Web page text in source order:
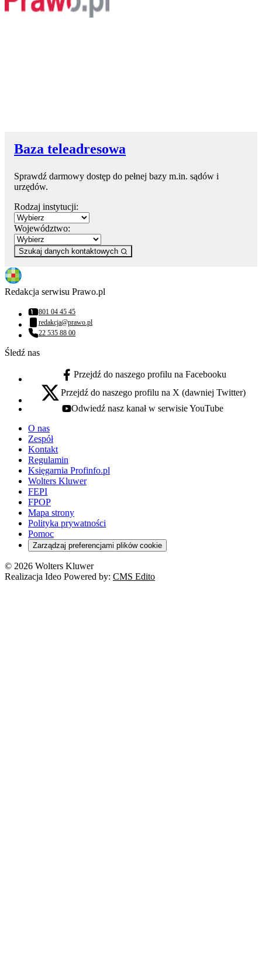
Baza teleadresowa
Sprawdź darmowy dostęp do pełnej bazy m.in. sądów i
urzędów.
Rodzaj instytucji:
Województwo:
Szukaj danych kontaktowych
Redakcja serwisu Prawo.pl
Numer telefonu:
801 04 45 45
Adres email:
redakcja@prawo.pl
Numer telefonu:
22 535 88 00
Śledź nas
facebook - otwiera się w nowej karcie
Przejdź do naszego profilu na Facebooku
x - otwiera się w nowej karcie
Przejdź do naszego profilu na X (dawniej Twitter)
youtube - otwiera się w nowej karcie
Odwiedź nasz kanał w serwisie YouTube
O nas
Zespół
Kontakt
Regulamin
Księgarnia Profinfo.pl
Wolters Kluwer
FEPI
FPOP
Mapa strony
Polityka prywatności
Pomoc
Zarządzaj preferencjami plików cookie
© 2026 Wolters Kluwer
Realizacja Ideo Powered by: CMS Edito